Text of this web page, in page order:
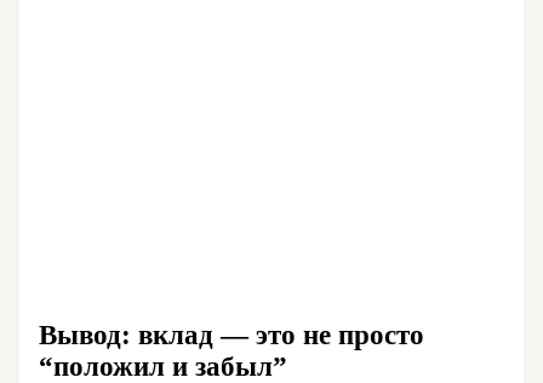
Вывод: вклад — это не просто
“положил и забыл”